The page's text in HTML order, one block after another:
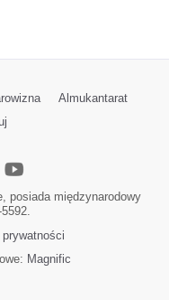
Almukantarat
posiada międzynarodowy
Magnific